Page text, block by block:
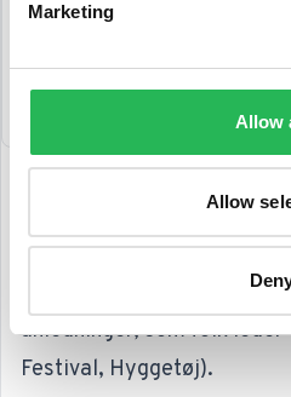
Marketing
Allow
Allow
Her kan du se, at
overordnede kategorier
chinos, Jakker og frakker)
anledninger, som folk
Festival, Hyggetøj).